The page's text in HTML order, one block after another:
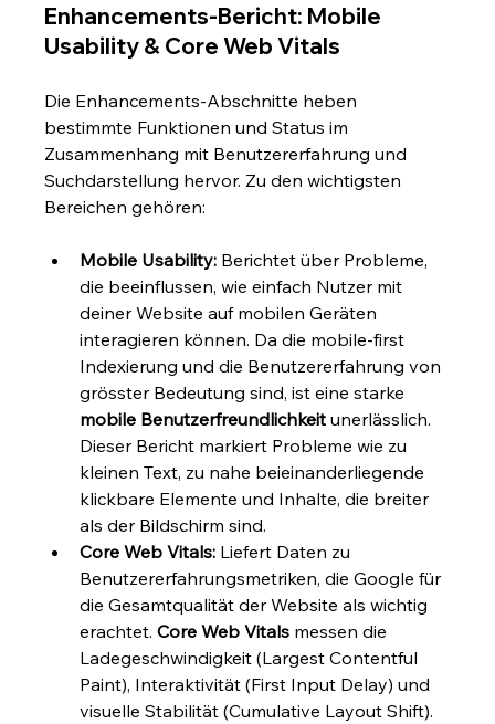
Enhancements-Bericht: Mobile
Usability & Core Web Vitals
Die Enhancements-Abschnitte heben
bestimmte Funktionen und Status im
Zusammenhang mit Benutzererfahrung und
Suchdarstellung hervor. Zu den wichtigsten
Bereichen gehören:
Mobile Usability: Berichtet über Probleme,
die beeinflussen, wie einfach Nutzer mit
deiner Website auf mobilen Geräten
interagieren können. Da die mobile-first
Indexierung und die Benutzererfahrung von
grösster Bedeutung sind, ist eine starke
mobile Benutzerfreundlichkeit unerlässlich.
Dieser Bericht markiert Probleme wie zu
kleinen Text, zu nahe beieinanderliegende
klickbare Elemente und Inhalte, die breiter
als der Bildschirm sind.
Core Web Vitals: Liefert Daten zu
Benutzererfahrungsmetriken, die Google für
die Gesamtqualität der Website als wichtig
erachtet. Core Web Vitals messen die
Ladegeschwindigkeit (Largest Contentful
Paint), Interaktivität (First Input Delay) und
visuelle Stabilität (Cumulative Layout Shift).